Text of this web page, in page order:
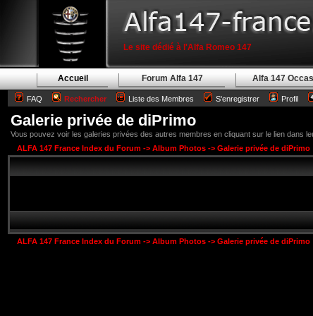
Le site dédié à l'Alfa Romeo 147
Accueil Forum Alfa 147 Alfa 147
FAQ Rechercher Liste des Membres S'enregistrer Profil
Galerie privée de diPrimo
Vous pouvez voir les galeries privées des autres membres en cliquant sur le lien dans
ALFA 147 France Index du Forum -> Album Photos -> Galerie privée de diPrimo
ALFA 147 France Index du Forum -> Album Photos -> Galerie privée de diPrimo